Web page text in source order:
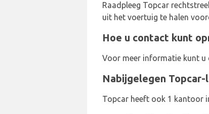
Raadpleeg Topcar
uit het voertuig te halen
Hoe u contact kunt
Voor meer informatie kunt u
Nabijgelegen
Topcar heeft ook 1 kantoor